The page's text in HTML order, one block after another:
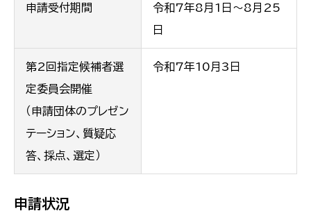
申請受付期間
令和7年8月1日～8月25
日
第2回指定候補者選
定委員会開催
（申請団体のプレゼン
テーション、質疑応
答、採点、選定）
令和7年10月3日
申請状況